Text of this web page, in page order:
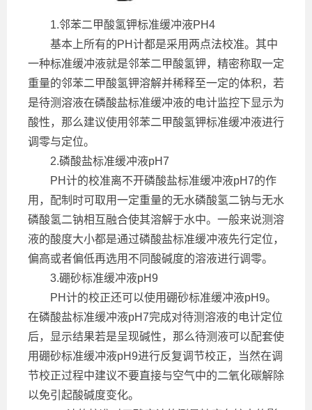
1.邻苯二甲酸氢钾标准缓冲液PH4
基本上所有的PH计都是采用两点法校准。其中
一种标准缓冲液就是邻苯二甲酸氢钾，精密称取一定
重量的邻苯二甲酸氢钾溶解并稀释至一定的体积，若
是待测溶液在磷酸盐标准缓冲液的电计监控下显示为
酸性，那么建议使用邻苯二甲酸氢钾标准缓冲液进行
调零与定位。
2.磷酸盐标准缓冲液pH7
PH计的校准离不开磷酸盐标准缓冲液pH7的作
用，配制时可取用一定重量的无水磷酸氢二钠与无水
磷酸氢二钠相互融合使其溶解于水中。一般来说测溶
液的酸度大小都是通过磷酸盐标准缓冲液先行定位，
偏高或者偏低再选用不同酸碱度的溶液进行调零。
3.硼砂标准缓冲液pH9
PH计的校正还可以使用硼砂标准缓冲液pH9。
在磷酸盐标准缓冲液pH7完成对待测溶液的电计定位
后，显示结果若是呈现碱性，那么待测液可以配套使
用硼砂标准缓冲液pH9进行反复调节校正，当然在调
节校正过程中建议不要直接与空气中的二氧化碳解除
以免引起酸碱度变化。